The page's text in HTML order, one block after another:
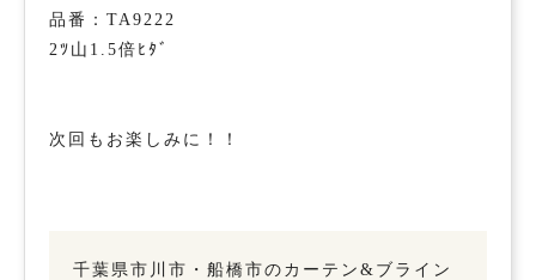
品番：TA9222
2ﾂ山1.5倍ﾋﾀﾞ
次回もお楽しみに！！
千葉県市川市・船橋市のカーテン&ブライン